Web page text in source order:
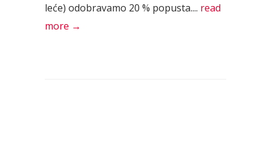
leće) odobravamo 20 % popusta.... read
more →